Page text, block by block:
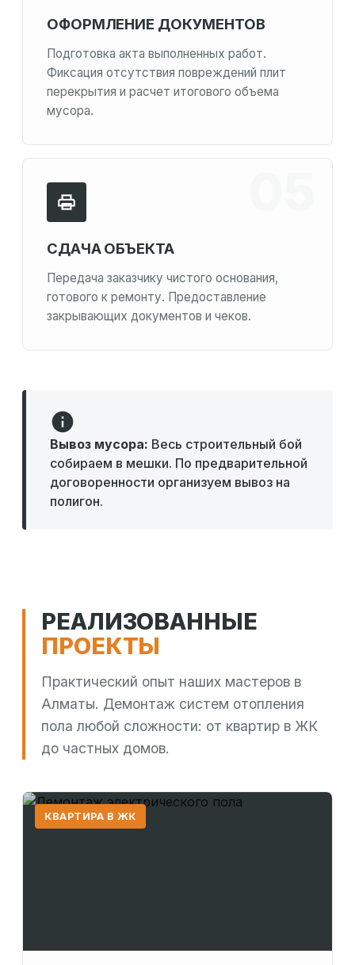
ОФОРМЛЕНИЕ ДОКУМЕНТОВ
Подготовка акта выполненных работ.
Фиксация отсутствия повреждений плит
перекрытия и расчет итогового объема
мусора.
СДАЧА ОБЪЕКТА
Передача заказчику чистого основания,
готового к ремонту. Предоставление
закрывающих документов и чеков.
Вывоз мусора: Весь строительный бой
собираем в мешки. По предварительной
договоренности организуем вывоз на
полигон.
РЕАЛИЗОВАННЫЕ
ПРОЕКТЫ
Практический опыт наших мастеров в
Алматы. Демонтаж систем отопления
пола любой сложности: от квартир в ЖК
до частных домов.
КВАРТИРА В ЖК